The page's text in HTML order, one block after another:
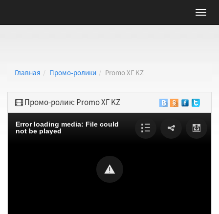
Главная Промо-ролики Promo ХГ KZ
Промо-ролик: Promo ХГ KZ
Error loading media: File could
not be played